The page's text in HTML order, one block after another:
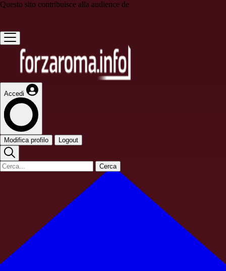
Questo sito contribuisce alla audience de
Accedi
Modifica profilo Logout
Cerca